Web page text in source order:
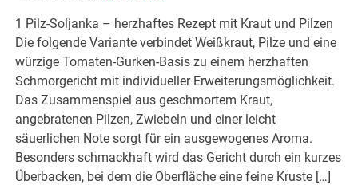
1 Pilz-Soljanka – herzhaftes Rezept mit Kraut und Pilzen
Die folgende Variante verbindet Weißkraut, Pilze und eine
würzige Tomaten-Gurken-Basis zu einem herzhaften
Schmorgericht mit individueller Erweiterungsmöglichkeit.
Das Zusammenspiel aus geschmortem Kraut,
angebratenen Pilzen, Zwiebeln und einer leicht
säuerlichen Note sorgt für ein ausgewogenes Aroma.
Besonders schmackhaft wird das Gericht durch ein kurzes
Überbacken, bei dem die Oberfläche eine feine Kruste […]